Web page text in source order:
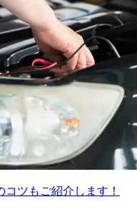
ツもご紹介します！